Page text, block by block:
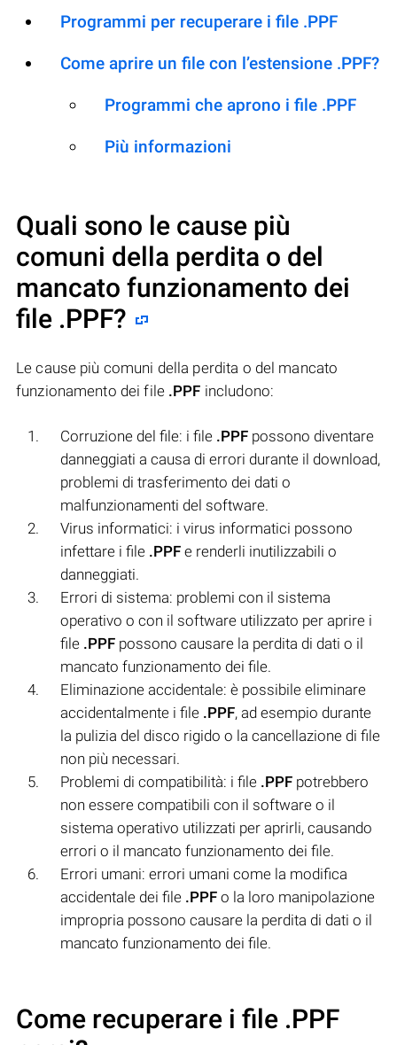
Programmi per recuperare i file .PPF
Come aprire un file con l’estensione .PPF?
Programmi che aprono i file .PPF
Più informazioni
Quali sono le cause più
comuni della perdita o del
mancato funzionamento dei
file .PPF?
Le cause più comuni della perdita o del mancato
funzionamento dei file .PPF includono:
Corruzione del file: i file .PPF possono diventare
danneggiati a causa di errori durante il download,
problemi di trasferimento dei dati o
malfunzionamenti del software.
Virus informatici: i virus informatici possono
infettare i file .PPF e renderli inutilizzabili o
danneggiati.
Errori di sistema: problemi con il sistema
operativo o con il software utilizzato per aprire i
file .PPF possono causare la perdita di dati o il
mancato funzionamento dei file.
Eliminazione accidentale: è possibile eliminare
accidentalmente i file .PPF, ad esempio durante
la pulizia del disco rigido o la cancellazione di file
non più necessari.
Problemi di compatibilità: i file .PPF potrebbero
non essere compatibili con il software o il
sistema operativo utilizzati per aprirli, causando
errori o il mancato funzionamento dei file.
Errori umani: errori umani come la modifica
accidentale dei file .PPF o la loro manipolazione
impropria possono causare la perdita di dati o il
mancato funzionamento dei file.
Come recuperare i file .PPF